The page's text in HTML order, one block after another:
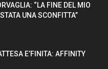
“LA FINE DEL MIO
UNA SCONFITTA”
E’FINITA: AFFINITY